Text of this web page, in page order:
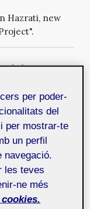
Hazrati, new
de los
la UOC
30 de
Despacho 42,
de
de la UOC
hablar de
Un espacio
la vida de las
las personas
per poder-
del
per mostrar-te
un perfil
navegació.
les teves
ne més